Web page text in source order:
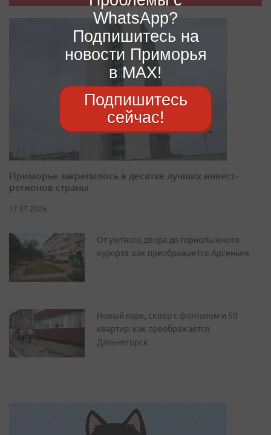
Приморье закрепилось в десятке лучших инвест-
регионов страны
17.07.2026
От уютного двора до горнолыжного
курорта: как преображается Арсеньев
Новый парк, сквер с фонтаном и 50
квартир: как преображается
Дальнегорск
WhatsApp?
Подпишитесь на
новости Приморья
в MAX!
Подпишитесь
сейчас!